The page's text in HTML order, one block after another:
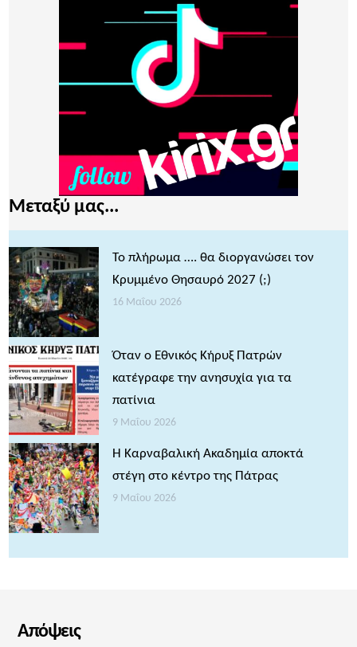
Μεταξύ μας...
Το πλήρωμα …. θα διοργανώσει τον
Κρυμμένο Θησαυρό 2027 (;)
16 Μαΐου 2026
Όταν ο Εθνικός Κήρυξ Πατρών
κατέγραφε την ανησυχία για τα
πατίνια
9 Μαΐου 2026
Η Καρναβαλική Ακαδημία αποκτά
στέγη στο κέντρο της Πάτρας
9 Μαΐου 2026
Απόψεις